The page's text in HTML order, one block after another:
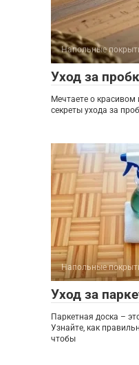
Напольные
Уход за
Мечтаете о
секреты ухода за
Напольные
Уход за
Паркетная доска –
Узнайте, как
чтобы